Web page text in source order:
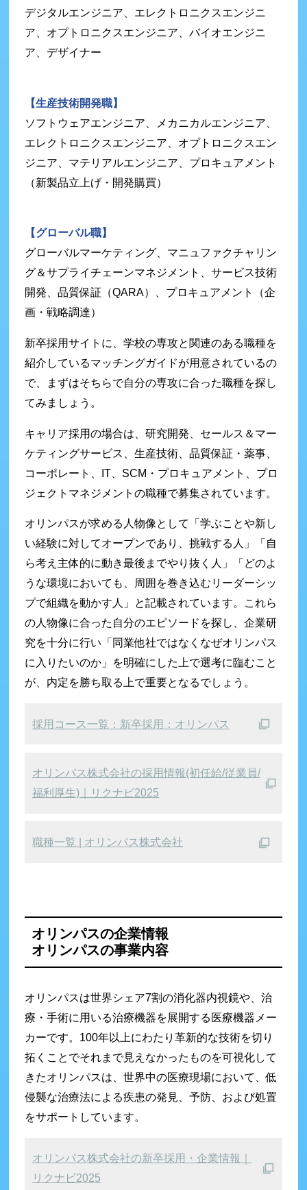
デジタルエンジニア、エレクトロニクスエンジニ
ア、オプトロニクスエンジニア、バイオエンジニ
ア、デザイナー
【生産技術開発職】
ソフトウェアエンジニア、メカニカルエンジニア、
エレクトロニクスエンジニア、オプトロニクスエン
ジニア、マテリアルエンジニア、プロキュアメント
（新製品立上げ・開発購買）
【グローバル職】
グローバルマーケティング、マニュファクチャリン
グ＆サプライチェーンマネジメント、サービス技術
開発、品質保証（QARA）、プロキュアメント（企
画・戦略調達）
新卒採用サイトに、学校の専攻と関連のある職種を
紹介しているマッチングガイドが用意されているの
で、まずはそちらで自分の専攻に合った職種を探し
てみましょう。
キャリア採用の場合は、研究開発、セールス＆マー
ケティングサービス、生産技術、品質保証・薬事、
コーポレート、IT、SCM・プロキュアメント、プロ
ジェクトマネジメントの職種で募集されています。
オリンパスが求める人物像として「学ぶことや新し
い経験に対してオープンであり、挑戦する人」「自
ら考え主体的に動き最後までやり抜く人」「どのよ
うな環境においても、周囲を巻き込むリーダーシッ
プで組織を動かす人」と記載されています。これら
の人物像に合った自分のエピソードを探し、企業研
究を十分に行い「同業他社ではなくなぜオリンパス
に入りたいのか」を明確にした上で選考に臨むこと
が、内定を勝ち取る上で重要となるでしょう。
採用コース一覧：新卒採用：オリンパス
オリンパス株式会社の採用情報(初任給/従業員/
福利厚生)｜リクナビ2025
職種一覧 | オリンパス株式会社
オリンパスの企業情報
オリンパスの事業内容
オリンパスは世界シェア7割の消化器内視鏡や、治
療・手術に用いる治療機器を展開する医療機器メー
カーです。100年以上にわたり革新的な技術を切り
拓くことでそれまで見えなかったものを可視化して
きたオリンパスは、世界中の医療現場において、低
侵襲な治療法による疾患の発見、予防、および処置
をサポートしています。
オリンパス株式会社の新卒採用・企業情報｜
リクナビ2025